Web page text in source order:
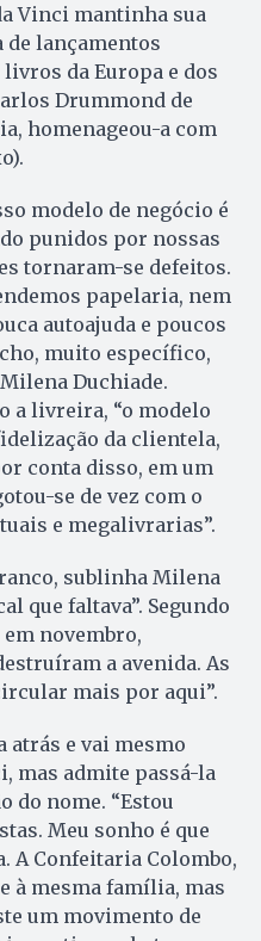
Vinci mantinha sua
de lançamentos
da Europa e dos
Drummond de
homenageou-a com
modelo de negócio é
punidos por nossas
tornaram-se defeitos.
papelaria, nem
autoajuda e poucos
muito específico,
Duchiade.
a livreira, “o modelo
da clientela,
conta disso, em um
se de vez com o
e megalivrarias”.
sublinha Milena
que faltava”. Segundo
novembro,
a avenida. As
mais por aqui”.
atrás e vai mesmo
mas admite passá-la
do nome. “Estou
Meu sonho é que
A Confeitaria Colombo,
à mesma família, mas
um movimento de